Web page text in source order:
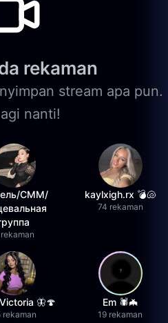
rekaman
stream apa pun.
nanti!
СММ/
kaylxigh.rx 💣🐚
74 rekaman
🦋🍄
rekaman
Em 🕷️🦇
19 rekaman